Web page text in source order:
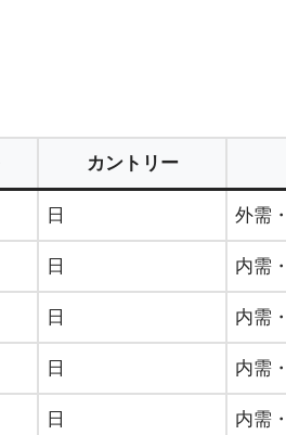
カントリー
日 外需
日 内需
日 内需
日 内需
日 内需